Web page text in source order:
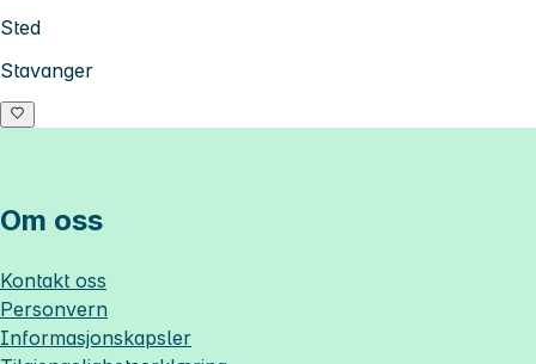
Sted
Stavanger
Om oss
Kontakt oss
Personvern
Informasjonskapsler